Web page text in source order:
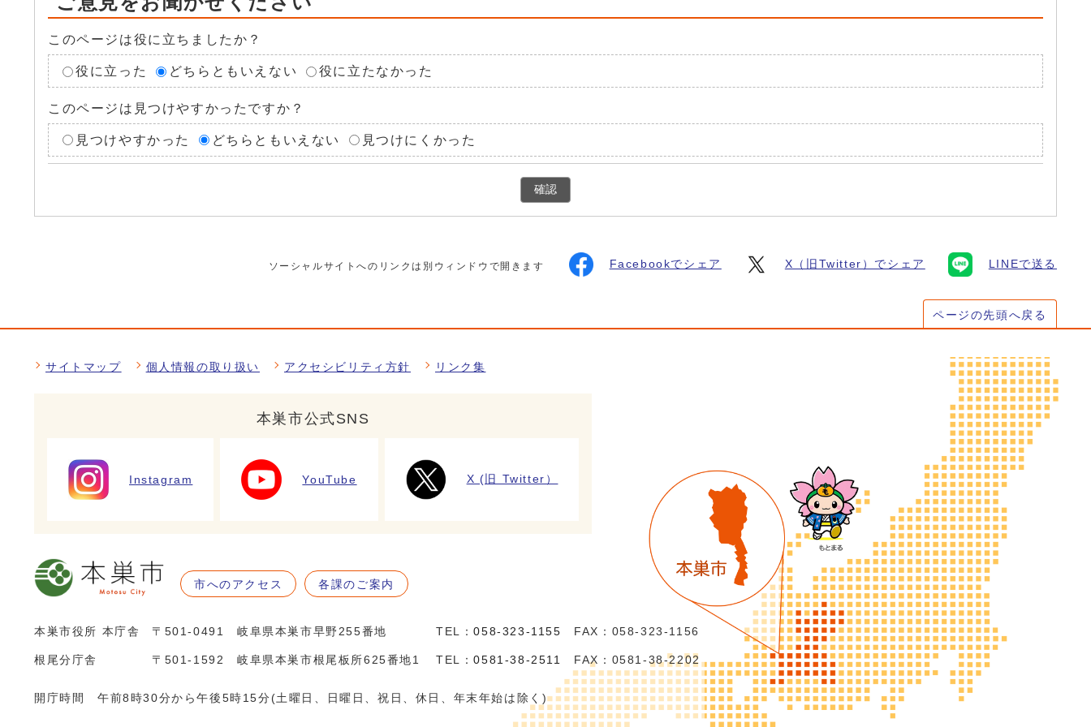
このページは役に立ちましたか？
役に立った どちらともいえない 役に立たなかった
このページは見つけやすかったですか？
見つけやすかった どちらともいえない 見つけにくかった
確認
ソーシャルサイトへのリンクは別ウィンドウで開きます Facebookでシェア X（旧Twitter）でシェア LINEで送る
ページの先頭へ戻る
サイトマップ 個人情報の取り扱い アクセシビリティ方針 リンク集
本巣市公式SNS
Instagram YouTube X (旧 Twitter）
市へのアクセス 各課のご案内
本巣市役所 本庁舎 〒501-0491 岐阜県本巣市早野255番地 TEL：058-323-1155 FAX：058-323-1156
根尾分庁舎 〒501-1592 岐阜県本巣市根尾板所625番地1 TEL：0581-38-2511 FAX：0581-38-2202
開庁時間 午前8時30分から午後5時15分(土曜日、日曜日、祝日、休日、年末年始は除く)